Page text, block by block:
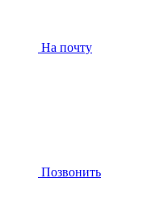
На почту
Позвонить